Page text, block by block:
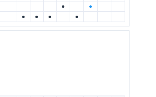
●
●
● ● ● ●